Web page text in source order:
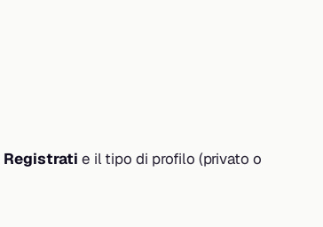
Registrati e il tipo di profilo (privato o